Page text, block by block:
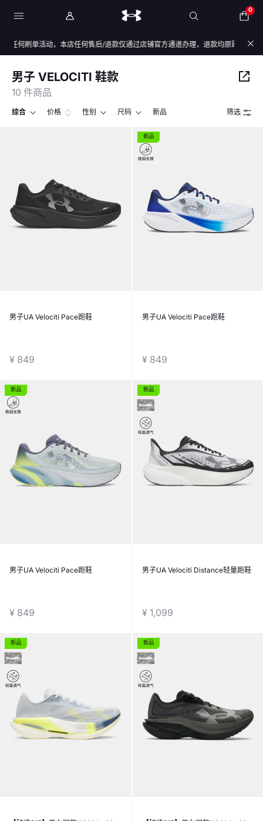
0
何刷单活动，本店任何售后/退款仅通过店铺官方通道办理，退款均原路退回
男子 VELOCITI 鞋款
10 件商品
综合 价格 性别 尺码 新品 筛选
男子UA Velociti Pace跑鞋
¥ 849
新品
男子UA Velociti Pace跑鞋
¥ 849
新品
男子UA Velociti Pace跑鞋
¥ 849
新品
男子UA Velociti Distance轻量跑鞋
¥ 1,099
新品 新品